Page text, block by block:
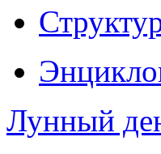
Лунный